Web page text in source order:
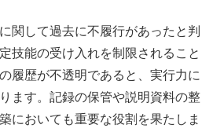
関して過去に不履行があったと判
技能の受け入れを制限されること
履歴が不透明であると、実行力に
ます。記録の保管や説明資料の整
においても重要な役割を果たしま